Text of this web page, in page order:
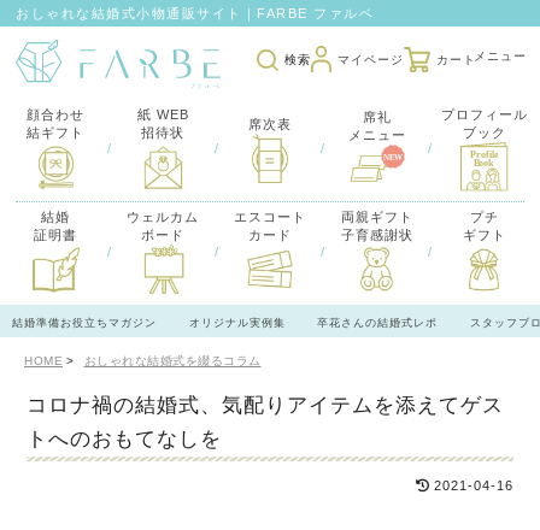
おしゃれな結婚式小物通販サイト｜FARBE ファルベ
検索 マイページ カート
顔合わせ
結ギフト
/
紙 WEB
招待状
/
席次表
/
席礼
メニュー
/
プロフィール
ブック
結婚
証明書
/
ウェルカム
ボード
/
エスコート
カード
/
両親ギフト
子育感謝状
/
プチ
ギフト
結婚準備お役立ちマガジン オリジナル実例集 卒花さんの結婚式レポ スタッフブ
HOME おしゃれな結婚式を綴るコラム
コロナ禍の結婚式、気配りアイテムを添えてゲス
トへのおもてなしを
2021-04-16